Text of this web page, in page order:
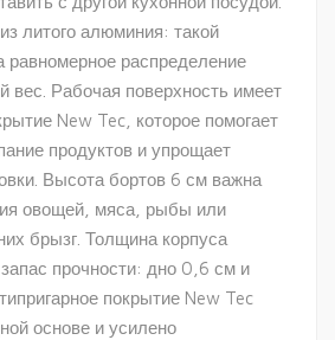
литого алюминия: такой
равномерное распределение
вес. Рабочая поверхность имеет
New Tec, которое помогает
продуктов и упрощает
Высота бортов 6 см важна
овощей, мяса, рыбы или
брызг. Толщина корпуса
прочности: дно 0,6 см и
покрытие New Tec
основе и усилено